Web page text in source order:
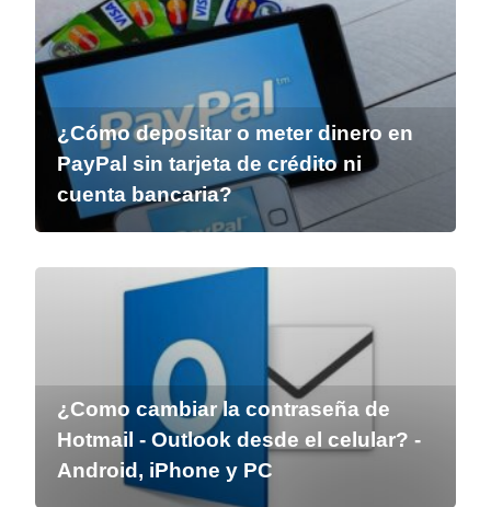
¿Cómo depositar o meter dinero en
PayPal sin tarjeta de crédito ni
cuenta bancaria?
¿Como cambiar la contraseña de
Hotmail - Outlook desde el celular? -
Android, iPhone y PC